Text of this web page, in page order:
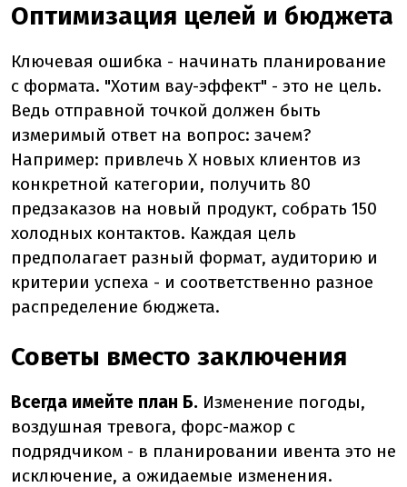
Оптимизация целей и бюджета
Ключевая ошибка - начинать планирование
с формата. "Хотим вау-эффект" - это не цель.
Ведь отправной точкой должен быть
измеримый ответ на вопрос: зачем?
Например: привлечь X новых клиентов из
конкретной категории, получить 80
предзаказов на новый продукт, собрать 150
холодных контактов. Каждая цель
предполагает разный формат, аудиторию и
критерии успеха - и соответственно разное
распределение бюджета.
Советы вместо заключения
Всегда имейте план Б. Изменение погоды,
воздушная тревога, форс-мажор с
подрядчиком - в планировании ивента это не
исключение, а ожидаемые изменения.